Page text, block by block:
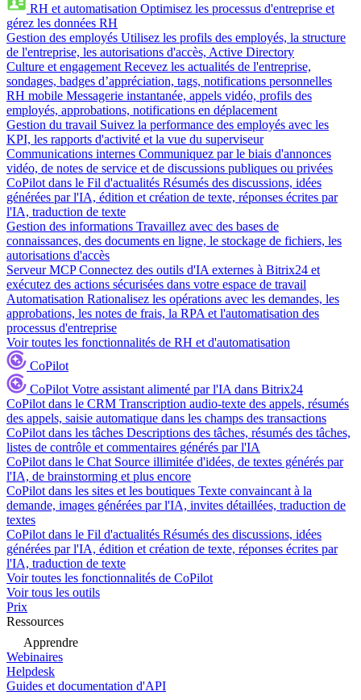
RH et automatisation Optimisez les processus d'entreprise et
gérez les données RH
Gestion des employés Utilisez les profils des employés, la structure
de l'entreprise, les autorisations d'accès, Active Directory
Culture et engagement Recevez les actualités de l'entreprise,
sondages, badges d’appréciation, tags, notifications personnelles
RH mobile Messagerie instantanée, appels vidéo, profils des
employés, approbations, notifications en déplacement
Gestion du travail Suivez la performance des employés avec les
KPI, les rapports d'activité et la vue du superviseur
Communications internes Communiquez par le biais d'annonces
vidéo, de notes de service et de discussions publiques ou privées
CoPilot dans le Fil d'actualités Résumés des discussions, idées
générées par l'IA, édition et création de texte, réponses écrites par
l'IA, traduction de texte
Gestion des informations Travaillez avec des bases de
connaissances, des documents en ligne, le stockage de fichiers, les
autorisations d'accès
Serveur MCP Connectez des outils d'IA externes à Bitrix24 et
exécutez des actions sécurisées dans votre espace de travail
Automatisation Rationalisez les opérations avec les demandes, les
approbations, les notes de frais, la RPA et l'automatisation des
processus d'entreprise
Voir toutes les fonctionnalités de RH et d'automatisation
CoPilot
CoPilot Votre assistant alimenté par l'IA dans Bitrix24
CoPilot dans le CRM Transcription audio-texte des appels, résumés
des appels, saisie automatique dans les champs des transactions
CoPilot dans les tâches Descriptions des tâches, résumés des tâches,
listes de contrôle et commentaires générés par l'IA
CoPilot dans le Chat Source illimitée d'idées, de textes générés par
l'IA, de brainstorming et plus encore
CoPilot dans les sites et les boutiques Texte convaincant à la
demande, images générées par l'IA, invites détaillées, traduction de
textes
CoPilot dans le Fil d'actualités Résumés des discussions, idées
générées par l'IA, édition et création de texte, réponses écrites par
l'IA, traduction de texte
Voir toutes les fonctionnalités de CoPilot
Voir tous les outils
Prix
Ressources
Apprendre
Webinaires
Helpdesk
Guides et documentation d'API